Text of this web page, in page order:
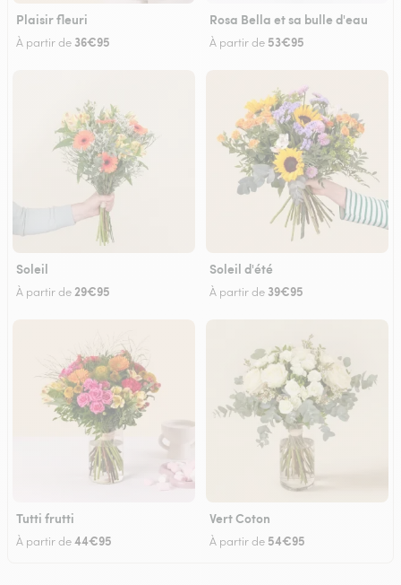
Plaisir fleuri
À partir de 36€95
Rosa Bella et sa bulle d'eau
À partir de 53€95
Soleil
À partir de 29€95
Soleil d'été
À partir de 39€95
Tutti frutti
À partir de44€95
Vert Coton
À partir de 54€95